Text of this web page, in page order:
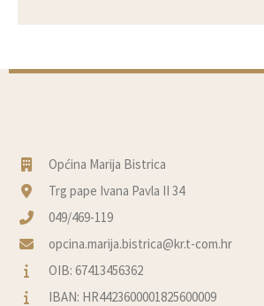
Općina Marija Bistrica
Trg pape Ivana Pavla II 34
049/469-119
opcina.marija.bistrica@kr.t-com.hr
OIB: 67413456362
IBAN: HR4423600001825600009